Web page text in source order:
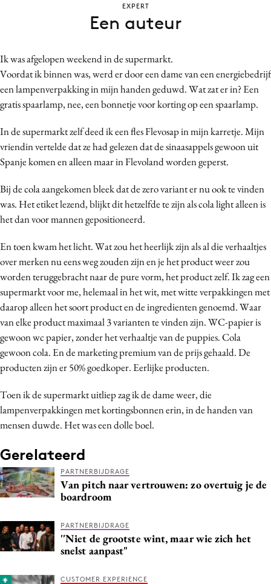
Contentmarketing
Craft
Customer Experience
Design
Digital transformation
Effectiviteit
Gedragsverandering
Influencer marketing
Interne communicatie
Martech
Media
Merkstrategie
PR
Programmatic
Purpose Marketing
Reputatie & crisis
Ik was afgelopen weekend in de supermarkt.
Voordat ik binnen was, werd er door een dame van een energiebedrijf
een lampenverpakking in mijn handen geduwd. Wat zat er in? Een
gratis spaarlamp, nee, een bonnetje voor korting op een spaarlamp.
In de supermarkt zelf deed ik een fles Flevosap in mijn karretje. Mijn
vriendin vertelde dat ze had gelezen dat de sinaasappels gewoon uit
Spanje komen en alleen maar in Flevoland worden geperst.
Bij de cola aangekomen bleek dat de zero variant er nu ook te vinden
was. Het etiket lezend, blijkt dit hetzelfde te zijn als cola light alleen is
het dan voor mannen gepositioneerd.
En toen kwam het licht. Wat zou het heerlijk zijn als al die verhaaltjes
over merken nu eens weg zouden zijn en je het product weer zou
worden teruggebracht naar de pure vorm, het product zelf. Ik zag een
supermarkt voor me, helemaal in het wit, met witte verpakkingen met
daarop alleen het soort product en de ingredienten genoemd. Waar
van elke product maximaal 3 varianten te vinden zijn. WC-papier is
gewoon wc papier, zonder het verhaaltje van de puppies. Cola
gewoon cola. En de marketing premium van de prijs gehaald. De
producten zijn er 50% goedkoper. Eerlijke producten.
Toen ik de supermarkt uitliep zag ik de dame weer, die
lampenverpakkingen met kortingsbonnen erin, in de handen van
mensen duwde. Het was een dolle boel.
Gerelateerd
PARTNERBIJDRAGE
Van pitch naar vertrouwen: zo overtuig je de
boardroom
PARTNERBIJDRAGE
''Niet de grootste wint, maar wie zich het
snelst aanpast"
CUSTOMER EXPERIENCE
EXPERT
Een auteur